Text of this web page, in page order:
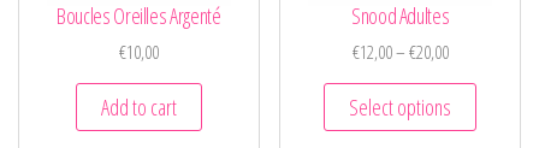
Boucles Oreilles Argenté
€10,00
Add to cart
Snood Adultes
€12,00–€20,00
Select options